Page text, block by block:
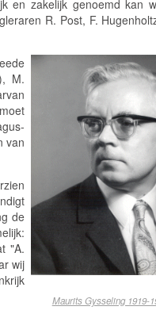
en zakelijk genoemd kan
R. Post, F.
Maurits Gysseling 1919-
M.
van
de
"A.
wij